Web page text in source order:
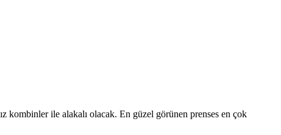
kombinler ile alakalı olacak. En güzel görünen prenses en çok